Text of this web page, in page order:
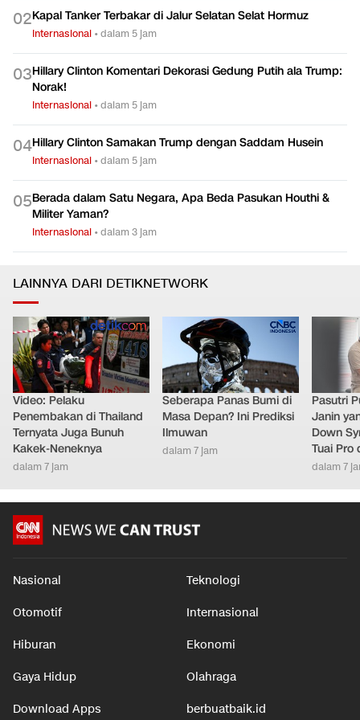
02Kapal Tanker Terbakar di Jalur Selatan Selat Hormuz
Internasional •dalam 5 jam
03Hillary Clinton Komentari Dekorasi Gedung Putih ala Trump:
Norak!
Internasional •dalam 5 jam
04Hillary Clinton Samakan Trump dengan Saddam Husein
Internasional •dalam 5 jam
05Berada dalam Satu Negara, Apa Beda Pasukan Houthi &
Militer Yaman?
Internasional •dalam 3 jam
LAINNYA DARI DETIKNETWORK
Video: Pelaku
Penembakan di Thailand
Ternyata Juga Bunuh
Kakek-Neneknya
dalam 7 jam
Seberapa Panas Bumi di
Masa Depan? Ini Prediksi
Ilmuwan
dalam 7 jam
Pasutri
Janin
Down
Tuai Pro
dalam 7
Nasional Teknologi
Otomotif Internasional
Hiburan Ekonomi
Gaya Hidup Olahraga
Download Apps berbuatbaik.id